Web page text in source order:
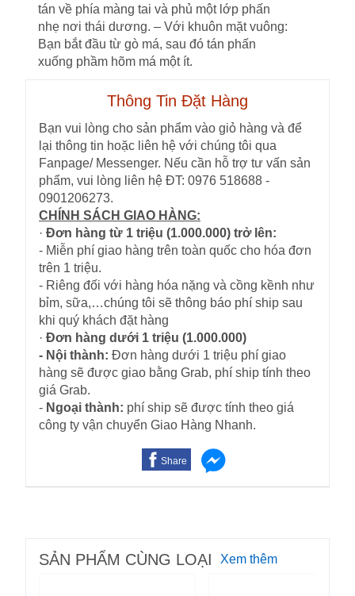
tán về phía màng tai và phủ một lớp phấn
nhẹ nơi thái dương. – Với khuôn mặt vuông:
Bạn bắt đầu từ gò má, sau đó tán phấn
xuống phầm hõm má một ít.
Thông Tin Đặt Hàng
Bạn vui lòng cho sản phẩm vào giỏ hàng và để
lại thông tin hoặc liên hệ với chúng tôi qua
Fanpage/ Messenger. Nếu cần hỗ trợ tư vấn sản
phẩm, vui lòng liên hệ ĐT: 0976 518688 -
0901206273.
CHÍNH SÁCH GIAO HÀNG:
· Đơn hàng từ 1 triệu (1.000.000) trở lên:
- Miễn phí giao hàng trên toàn quốc cho hóa đơn
trên 1 triệu.
- Riêng đối với hàng hóa nặng và cồng kềnh như
bỉm, sữa,…chúng tôi sẽ thông báo phí ship sau
khi quý khách đặt hàng
· Đơn hàng dưới 1 triệu (1.000.000)
- Nội thành: Đơn hàng dưới 1 triệu phí giao
hàng sẽ được giao bằng Grab, phí ship tính theo
giá Grab.
- Ngoại thành: phí ship sẽ được tính theo giá
công ty vận chuyển Giao Hàng Nhanh.
Share
SẢN PHẨM CÙNG LOẠI Xem thêm